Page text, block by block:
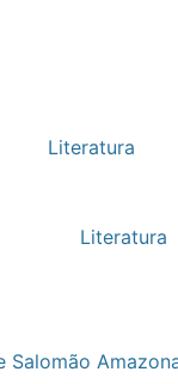
Literatura
Literatura